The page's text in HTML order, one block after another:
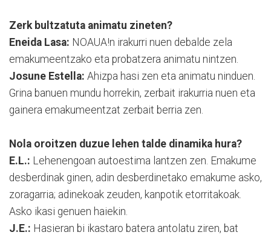
Zerk bultzatuta animatu zineten?
Eneida Lasa: NOAUA!n irakurri nuen debalde zela
emakumeentzako eta probatzera animatu nintzen.
Josune Estella: Ahizpa hasi zen eta animatu ninduen.
Grina banuen mundu horrekin, zerbait irakurria nuen eta
gainera emakumeentzat zerbait berria zen.
Nola oroitzen duzue lehen talde dinamika hura?
E.L.: Lehenengoan autoestima lantzen zen. Emakume
desberdinak ginen, adin desberdinetako emakume asko,
zoragarria; adinekoak zeuden, kanpotik etorritakoak.
Asko ikasi genuen haiekin.
J.E.: Hasieran bi ikastaro batera antolatu ziren, bat